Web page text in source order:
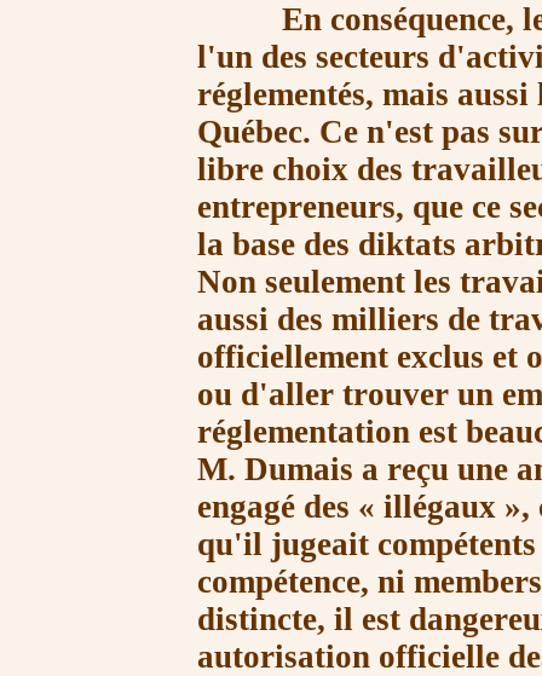
En conséquence, le
l'un des secteurs
réglementés, mais
Québec. Ce n'est pas
libre choix des
entrepreneurs, que ce
la base des diktats
Non seulement les
aussi des milliers de
officiellement exclus et
ou d'aller trouver un
réglementation est
M. Dumais a reçu une
engagé des « illégaux »,
qu'il jugeait
compétence, ni
distincte, il est
autorisation officielle